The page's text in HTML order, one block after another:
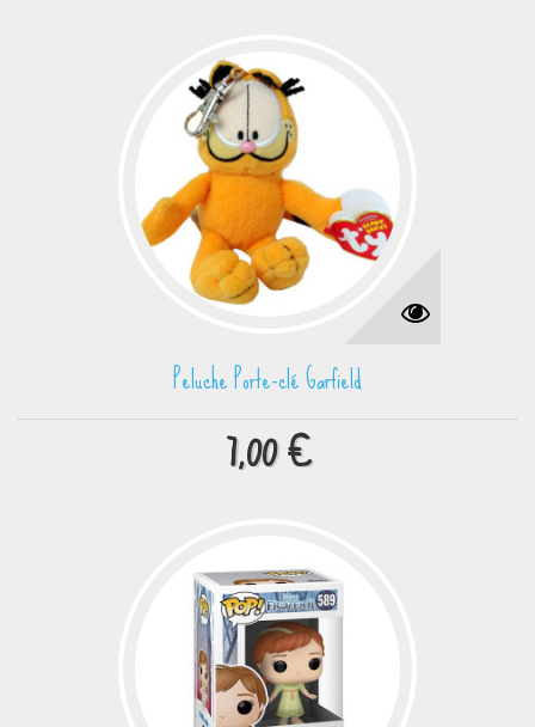
Peluche Porte-clé Garfield
7,00 €